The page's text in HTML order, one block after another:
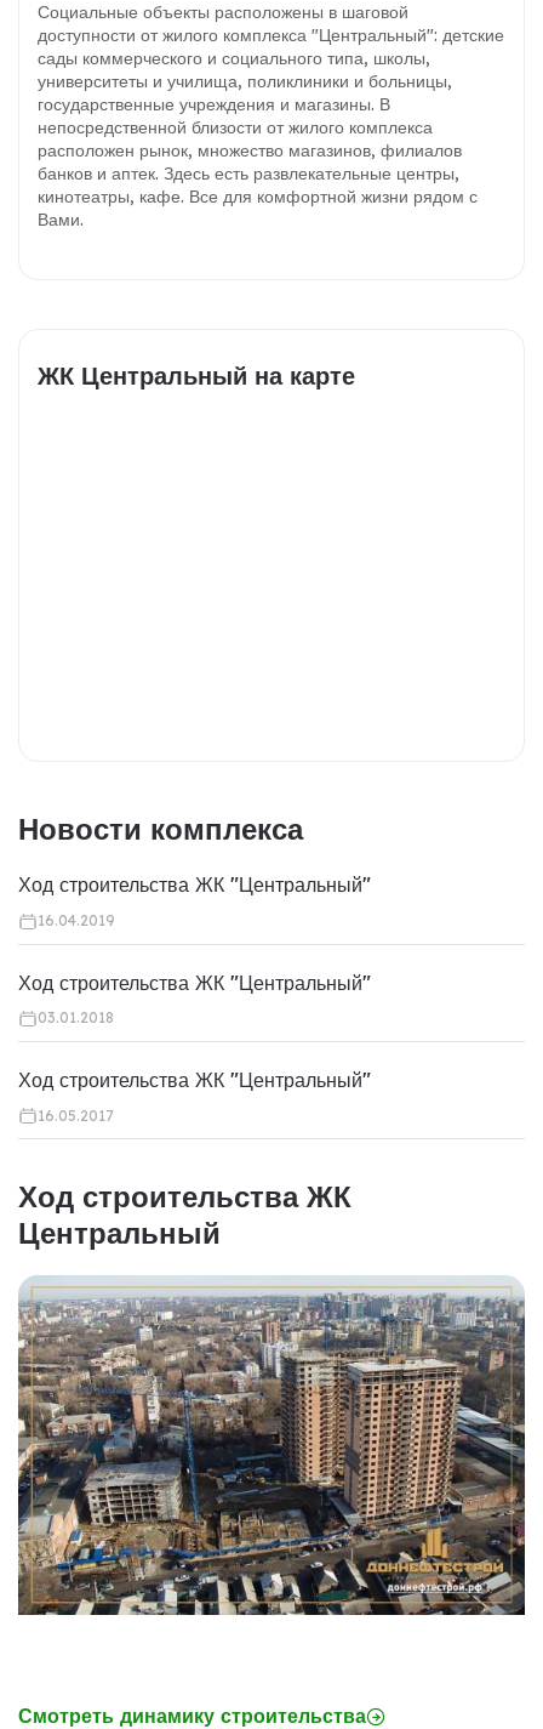
Социальные объекты расположены в шаговой
доступности от жилого комплекса "Центральный": детские
сады коммерческого и социального типа, школы,
университеты и училища, поликлиники и больницы,
государственные учреждения и магазины. В
непосредственной близости от жилого комплекса
расположен рынок, множество магазинов, филиалов
банков и аптек. Здесь есть развлекательные центры,
кинотеатры, кафе. Все для комфортной жизни рядом с
Вами.
ЖК Центральный на карте
Новости комплекса
Ход строительства ЖК "Центральный"
16.04.2019
Ход строительства ЖК "Центральный"
03.01.2018
Ход строительства ЖК "Центральный"
16.05.2017
Ход строительства ЖК
Центральный
Смотреть динамику строительства